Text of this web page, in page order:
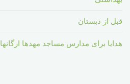
قبل از دبستان
هدایا برای مدارس مساجد مهدها ارگانها